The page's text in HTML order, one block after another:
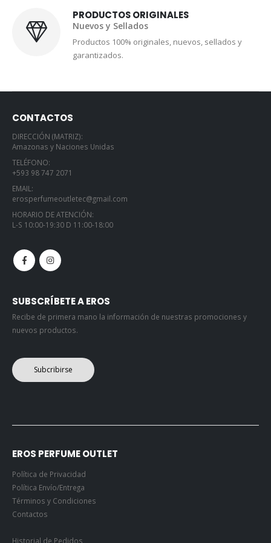
PRODUCTOS ORIGINALES
Nuevos y Sellados
Productos 100% originales, nuevos, sellados y
garantizados.
CONTACTOS
DIRECCIÓN (MATRIZ):
Amazonas y Naciones Unidas
TELÉFONO:
+593 98 747 2071
EMAIL:
erosperfumeoutletec@gmail.com
HORARIO DE ATENCIÓN:
L-S 10:00-19:30 D 11:00-18:00
SUBSCRÍBETE A EROS
Recibe de primera mano la información de nuestras promociones y
nuevos productos.
Subcribirse
EROS PERFUME OUTLET
Política de Privacidad
Política Envío/Entrega
Términos y Condiciones
Contactos
Historial de Pedidos